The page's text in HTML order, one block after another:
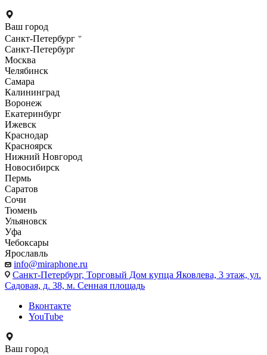
Ваш город
Санкт-Петербург
Санкт-Петербург
Москва
Челябинск
Самара
Калининград
Воронеж
Екатеринбург
Ижевск
Краснодар
Красноярск
Нижний Новгород
Новосибирск
Пермь
Саратов
Сочи
Тюмень
Ульяновск
Уфа
Чебоксары
Ярославль
info@miraphone.ru
Санкт-Петербург, Торговый Дом купца Яковлева, 3 этаж, ул.
Садовая, д. 38, м. Сенная площадь
Вконтакте
YouTube
Ваш город